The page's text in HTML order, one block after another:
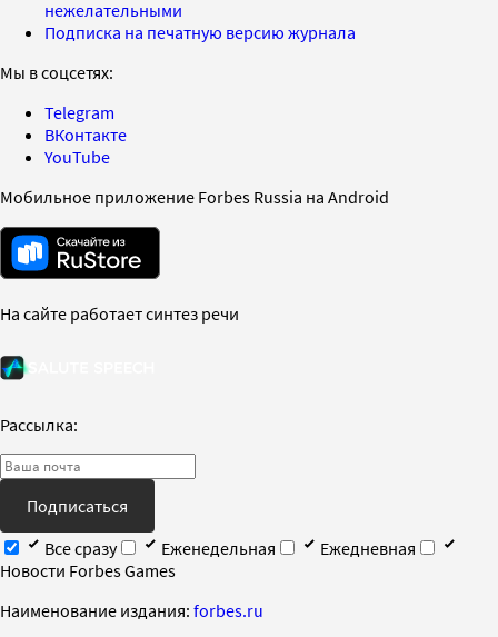
нежелательными
Подписка на печатную версию журнала
Мы в соцсетях:
Telegram
ВКонтакте
YouTube
Мобильное приложение Forbes Russia на Android
На сайте работает синтез речи
Рассылка:
Подписаться
Все сразу
Еженедельная
Ежедневная
Новости Forbes Games
Наименование издания: forbes.ru